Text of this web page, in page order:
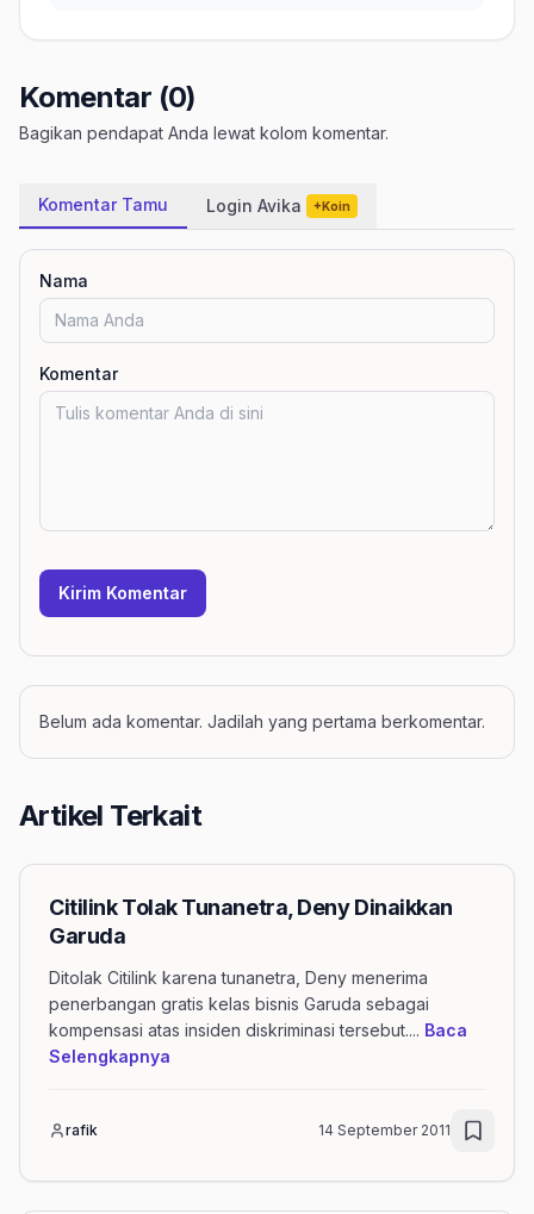
Komentar (0)
Bagikan pendapat Anda lewat kolom komentar.
Komentar Tamu Login Avika +Koin
Nama
Komentar
Kirim Komentar
Belum ada komentar. Jadilah yang pertama berkomentar.
Artikel Terkait
Citilink Tolak Tunanetra, Deny Dinaikkan
Garuda
Ditolak Citilink karena tunanetra, Deny menerima
penerbangan gratis kelas bisnis Garuda sebagai
kompensasi atas insiden diskriminasi tersebut.... Baca
Selengkapnya
rafik 14 September 2011